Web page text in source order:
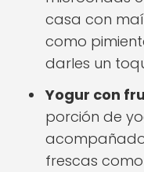
casa con
como
darles un
Yogur con
porción de
frescas